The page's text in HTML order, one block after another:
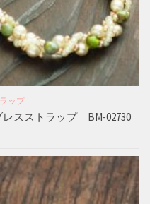
ップ
スストラップ BM-02730